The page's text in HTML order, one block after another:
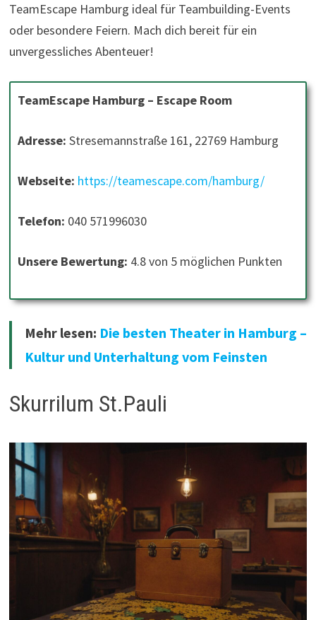
TeamEscape Hamburg ideal für Teambuilding-Events
oder besondere Feiern. Mach dich bereit für ein
unvergessliches Abenteuer!
TeamEscape Hamburg – Escape Room
Adresse: Stresemannstraße 161, 22769 Hamburg
Webseite: https://teamescape.com/hamburg/
Telefon: 040 571996030
Unsere Bewertung: 4.8 von 5 möglichen Punkten
Mehr lesen: Die besten Theater in Hamburg –
Kultur und Unterhaltung vom Feinsten
Skurrilum St.Pauli